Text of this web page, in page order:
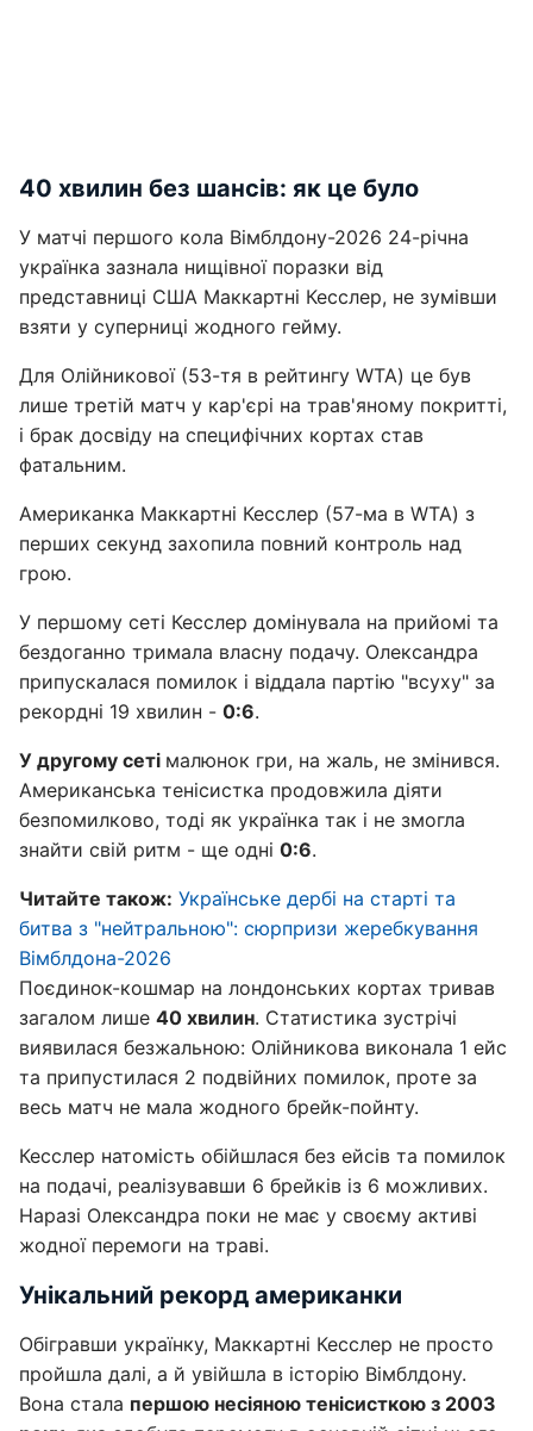
40 хвилин без шансів: як це було
У матчі першого кола Вімблдону-2026 24-річна
українка зазнала нищівної поразки від
представниці США Маккартні Кесслер, не зумівши
взяти у суперниці жодного гейму.
Для Олійникової (53-тя в рейтингу WTA) це був
лише третій матч у кар'єрі на трав'яному покритті,
і брак досвіду на специфічних кортах став
фатальним.
Американка Маккартні Кесслер (57-ма в WTA) з
перших секунд захопила повний контроль над
грою.
У першому сеті Кесслер домінувала на прийомі та
бездоганно тримала власну подачу. Олександра
припускалася помилок і віддала партію "всуху" за
рекордні 19 хвилин - 0:6.
У другому сеті малюнок гри, на жаль, не змінився.
Американська тенісистка продовжила діяти
безпомилково, тоді як українка так і не змогла
знайти свій ритм - ще одні 0:6.
Читайте також: Українське дербі на старті та
битва з "нейтральною": сюрпризи жеребкування
Вімблдона-2026
Поєдинок-кошмар на лондонських кортах тривав
загалом лише 40 хвилин. Статистика зустрічі
виявилася безжальною: Олійникова виконала 1 ейс
та припустилася 2 подвійних помилок, проте за
весь матч не мала жодного брейк-пойнту.
Кесслер натомість обійшлася без ейсів та помилок
на подачі, реалізувавши 6 брейків із 6 можливих.
Наразі Олександра поки не має у своєму активі
жодної перемоги на траві.
Унікальний рекорд американки
Обігравши українку, Маккартні Кесслер не просто
пройшла далі, а й увійшла в історію Вімблдону.
Вона стала першою несіяною тенісисткою з 2003